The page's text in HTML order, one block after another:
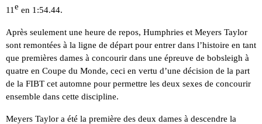
11e en 1:54.44.
Après seulement une heure de repos, Humphries et Meyers Taylor
sont remontées à la ligne de départ pour entrer dans l’histoire en tant
que premières dames à concourir dans une épreuve de bobsleigh à
quatre en Coupe du Monde, ceci en vertu d’une décision de la part
de la FIBT cet automne pour permettre les deux sexes de concourir
ensemble dans cette discipline.
Meyers Taylor a été la première des deux dames à descendre la